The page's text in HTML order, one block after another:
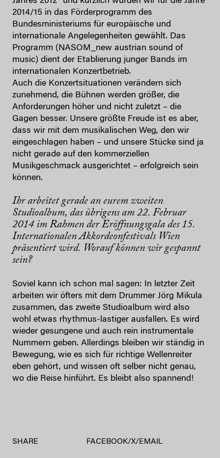
2014/15 in das Förderprogramm des
Bundesministeriums für europäische und
internationale Angelegenheiten gewählt. Das
Programm (NASOM_new austrian sound of
music) dient der Etablierung junger Bands im
internationalen Konzertbetrieb.
Auch die Konzertsituationen verändern sich
zunehmend, die Bühnen werden größer, die
Anforderungen höher und nicht zuletzt – die
Gagen besser. Unsere größte Freude ist es aber,
dass wir mit dem musikalischen Weg, den wir
eingeschlagen haben – und unsere Stücke sind ja
nicht gerade auf den kommerziellen
Musikgeschmack ausgerichtet – erfolgreich sein
können.
Ihr arbeitet gerade an eurem zweiten
Studioalbum, das übrigens am 22. Februar
2014 im Rahmen der Eröffnungsgala des 15.
Internationalen Akkordeonfestivals Wien
präsentiert wird. Worauf können wir gespannt
sein?
Soviel kann ich schon mal sagen: In letzter Zeit
arbeiten wir öfters mit dem Drummer Jörg Mikula
zusammen, das zweite Studioalbum wird also
wohl etwas rhythmus-lastiger ausfallen. Es wird
wieder gesungene und auch rein instrumentale
Nummern geben. Allerdings bleiben wir ständig in
Bewegung, wie es sich für richtige Wellenreiter
eben gehört, und wissen oft selber nicht genau,
wo die Reise hinführt. Es bleibt also spannend!
SHARE FACEBOOK/X/ EMAIL